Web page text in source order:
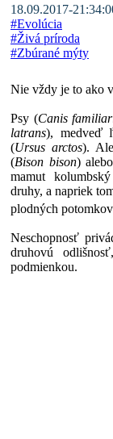
18.09.2017-
#Evolúcia
#Živá príroda
#Zbúrané mýty
Nie vždy je to ako
Psy (Canis
latrans), medveď
(Ursus arctos).
(Bison bison)
mamut
druhy, a napriek
plodných potomkov
Neschopnosť
druhovú
podmienkou.